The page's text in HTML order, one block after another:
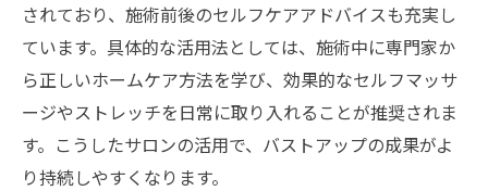
されており、施術前後のセルフケアアドバイスも充実し
ています。具体的な活用法としては、施術中に専門家か
ら正しいホームケア方法を学び、効果的なセルフマッサ
ージやストレッチを日常に取り入れることが推奨されま
す。こうしたサロンの活用で、バストアップの成果がよ
り持続しやすくなります。